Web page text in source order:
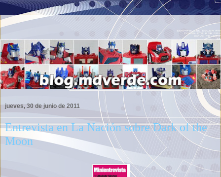
jueves, 30 de junio de 2011
Entrevista en La Nación sobre Dark of the
Moon